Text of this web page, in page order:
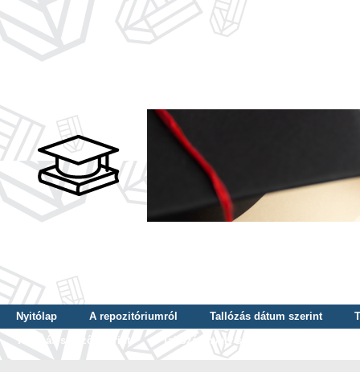
Nyitólap A repozitóriumról Tallózás dátum szerint
Tallózás szerző szerint
Tallózás nyelv szerint